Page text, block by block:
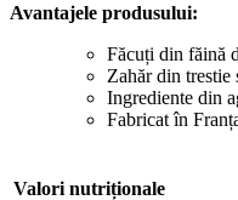
Avantajele produsului:
Făcuți din făină
Zahăr din trestie
Ingrediente din
Fabricat în
Valori nutriționale